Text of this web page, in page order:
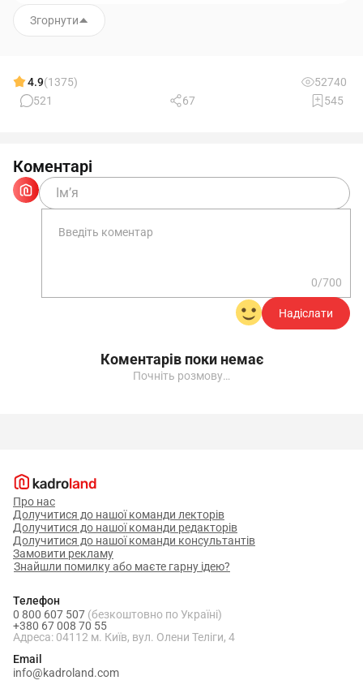
Згорнути
4.9(1375)
52740
521
67 545
Коментарі
0/700
Надіслати
Коментарів поки немає
Почніть розмову…
Про нас
Долучитися до нашої команди лекторів
Долучитися до нашої команди редакторів
Долучитися до нашої команди консультантів
Замовити рекламу
Знайшли помилку або маєте гарну ідею?
Телефон
0 800 607 507 (безкоштовно по Україні)
+380 67 008 70 55
Адреса: 04112 м. Київ, вул. Олени Теліги, 4
Email
info@kadroland.com